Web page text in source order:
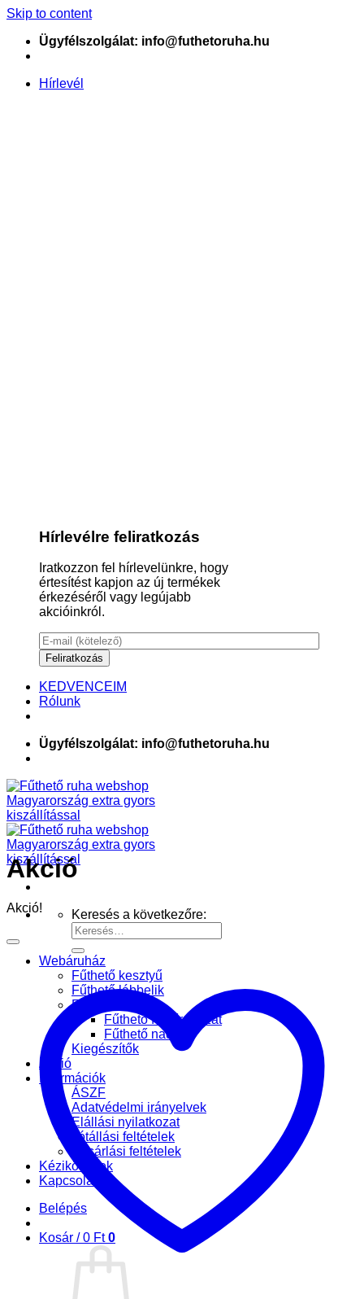
Skip to content
Ügyfélszolgálat: info@futhetoruha.hu
Hírlevél
Hírlevélre feliratkozás
Iratkozzon fel hírlevelünkre, hogy
értesítést kapjon az új termékek
érkezéséről vagy legújabb
akcióinkról.
KEDVENCEIM
Rólunk
Ügyfélszolgálat: info@futhetoruha.hu
Keresés a következőre:
Webáruház
Fűthető kesztyű
Fűthető lábbelik
Fűthető ruházat
Fűthető felsőruházat
Fűthető nadrág
Kiegészítők
Akció
Információk
ÁSZF
Adatvédelmi irányelvek
Elállási nyilatkozat
Jótállási feltételek
Vásárlási feltételek
Kézikönyvek
Kapcsolat
Belépés
Kosár /0 Ft 0
Akció
Akció!